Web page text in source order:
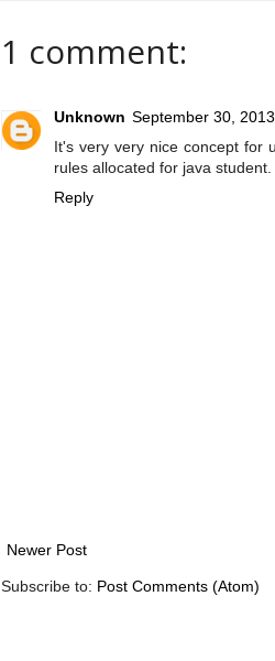
1 comment:
Unknown September 30,
It's very very nice concept for
rules allocated for java student.
Reply
Newer Post
Subscribe to: Post Comments (Atom)